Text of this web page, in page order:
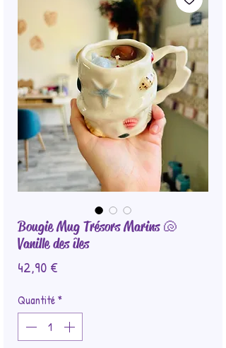
Bougie Mug Trésors Marins 🐚
Vanille des îles
42,90 €Prix
Quantité*